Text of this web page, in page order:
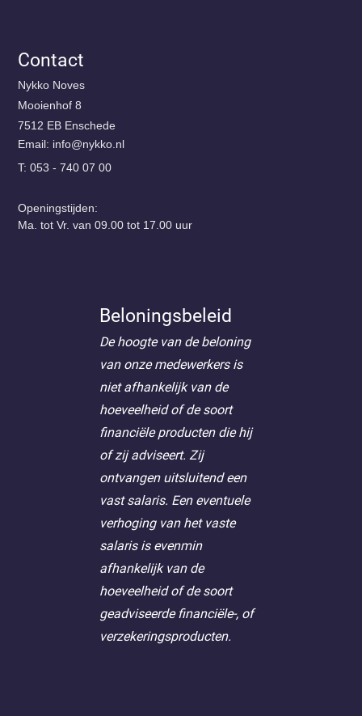
Beloningsbeleid
De hoogte van de beloning
van onze medewerkers is
niet afhankelijk van de
hoeveelheid of de soort
financiële producten die hij
of zij adviseert. Zij
ontvangen uitsluitend een
vast salaris. Een eventuele
verhoging van het vaste
salaris is evenmin
afhankelijk van de
hoeveelheid of de soort
geadviseerde financiële-, of
verzekeringsproducten.
Contact
Nykko Noves
Mooienhof 8
7512 EB Enschede
Email:
ln.okkyn
@ofni
T: 053 - 740 07 00
Openingstijden:
Ma. tot Vr. van 09.00 tot 17.00 uur